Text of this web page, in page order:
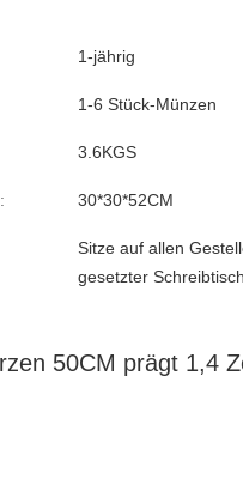
1-jährig
1-6 Stück-Münzen
3.6KGS
30*30*52CM
Sitze auf allen
gesetzter Schreibtisch
50CM prägt 1,4